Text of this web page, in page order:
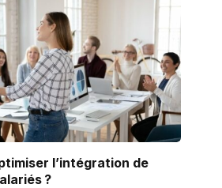
l’intégration de
?